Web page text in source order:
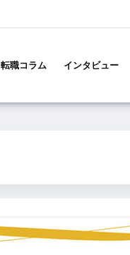
転職コラム インタビュー